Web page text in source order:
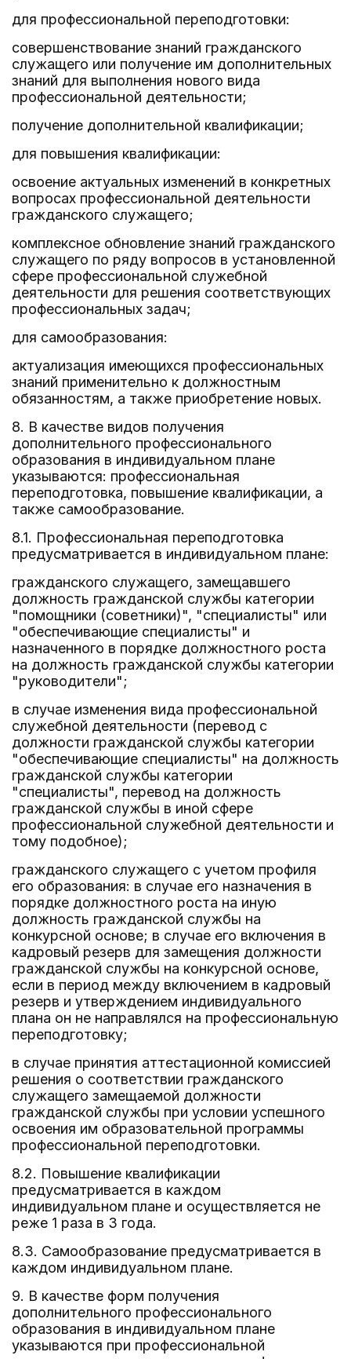
для профессиональной переподготовки:
совершенствование знаний гражданского
служащего или получение им дополнительных
знаний для выполнения нового вида
профессиональной деятельности;
получение дополнительной квалификации;
для повышения квалификации:
освоение актуальных изменений в конкретных
вопросах профессиональной деятельности
гражданского служащего;
комплексное обновление знаний гражданского
служащего по ряду вопросов в установленной
сфере профессиональной служебной
деятельности для решения соответствующих
профессиональных задач;
для самообразования:
актуализация имеющихся профессиональных
знаний применительно к должностным
обязанностям, а также приобретение новых.
8. В качестве видов получения
дополнительного профессионального
образования в индивидуальном плане
указываются: профессиональная
переподготовка, повышение квалификации, а
также самообразование.
8.1. Профессиональная переподготовка
предусматривается в индивидуальном плане:
гражданского служащего, замещавшего
должность гражданской службы категории
"помощники (советники)", "специалисты" или
"обеспечивающие специалисты" и
назначенного в порядке должностного роста
на должность гражданской службы категории
"руководители";
в случае изменения вида профессиональной
служебной деятельности (перевод с
должности гражданской службы категории
"обеспечивающие специалисты" на должность
гражданской службы категории
"специалисты", перевод на должность
гражданской службы в иной сфере
профессиональной служебной деятельности и
тому подобное);
гражданского служащего с учетом профиля
его образования: в случае его назначения в
порядке должностного роста на иную
должность гражданской службы на
конкурсной основе; в случае его включения в
кадровый резерв для замещения должности
гражданской службы на конкурсной основе,
если в период между включением в кадровый
резерв и утверждением индивидуального
плана он не направлялся на профессиональную
переподготовку;
в случае принятия аттестационной комиссией
решения о соответствии гражданского
служащего замещаемой должности
гражданской службы при условии успешного
освоения им образовательной программы
профессиональной переподготовки.
8.2. Повышение квалификации
предусматривается в каждом
индивидуальном плане и осуществляется не
реже 1 раза в 3 года.
8.3. Самообразование предусматривается в
каждом индивидуальном плане.
9. В качестве форм получения
дополнительного профессионального
образования в индивидуальном плане
указываются при профессиональной